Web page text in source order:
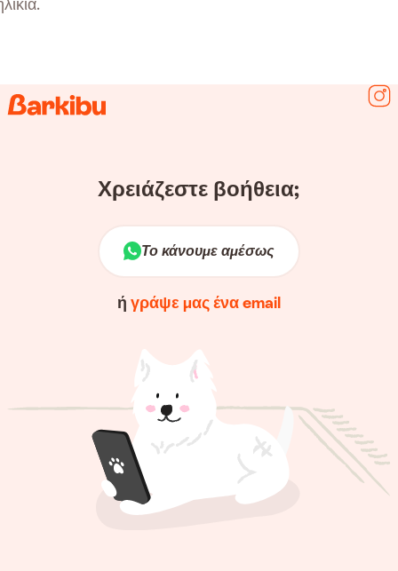
Χρειάζεστε βοήθεια;
Το κάνουμε αμέσως
ή γράψε μας ένα email